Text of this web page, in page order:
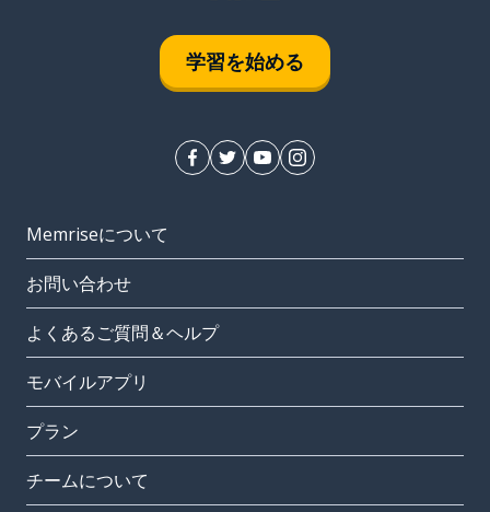
学習を始める
Memriseについて
お問い合わせ
よくあるご質問＆ヘルプ
モバイルアプリ
プラン
チームについて